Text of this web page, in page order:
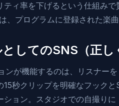
ティ率を下げるという仕組
、プログラムに登録された楽
してのSNS（正し
ンが機能するのは、リスナー
15秒クリップを明確なフック
ション。スタジオでの自撮り